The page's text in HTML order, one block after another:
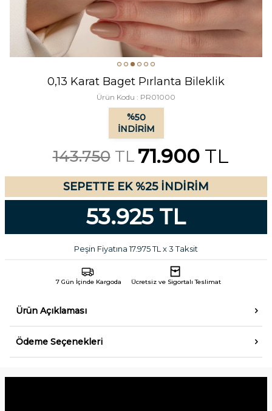
0,13 Karat Baget Pırlanta Bileklik
Ürün Kodu : PR01000
%50
İNDIRIM
143.750TL 71.900TL
SEPETTE EK %25 İNDİRİM
53.925 TL
Peşin Fiyatına 17.975 TL x 3 Taksit
7 Gün İçinde Kargoda Ücretsiz ve Sigortalı Teslimat
Ürün Açıklaması
Ödeme Seçenekleri